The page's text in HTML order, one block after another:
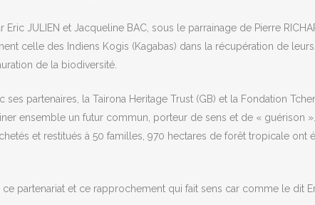
Eric JULIEN et Jacqueline BAC, sous le parrainage de Pierre
celle des Indiens Kogis (Kagabas) dans la récupération de
de la biodiversité.
ses partenaires, la Tairona Heritage Trust (GB) et la Fondation
ensemble un futur commun, porteur de sens et de « guérison
et restitués à 50 familles, 970 hectares de forêt tropicale
ce partenariat et ce rapprochement qui fait sens car comme le dit